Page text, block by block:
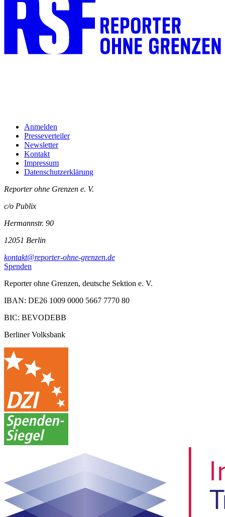
Anmelden
Presseverteiler
Newsletter
Kontakt
Impressum
Datenschutzerklärung
Reporter ohne Grenzen e. V.
c/o Publix
Hermannstr. 90
12051 Berlin
kontakt@reporter-ohne-grenzen.de
Spenden
Reporter ohne Grenzen, deutsche Sektion e. V.
IBAN: DE26 1009 0000 5667 7770 80
BIC: BEVODEBB
Berliner Volksbank